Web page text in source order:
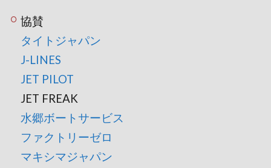
協賛
タイトジャパン
J-LINES
JET PILOT
JET FREAK
水郷ボートサービス
ファクトリーゼロ
マキシマジャパン